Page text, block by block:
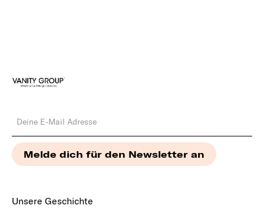
Unsere Geschichte